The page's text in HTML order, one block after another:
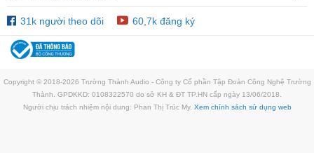
31k người theo dõi 60,7k đăng ký
Copyright © 2018-2026 Trường Thành Audio - Công ty Cổ phần Tập Đoàn Công Nghệ Trường
Thành. GPDKKD: 0108322570 do sở KH & ĐT TP.HN cấp ngày 13/06/2018.
Người chịu trách nhiệm nội dung: Phan Thị Trúc My. Xem chính sách sử dụng web